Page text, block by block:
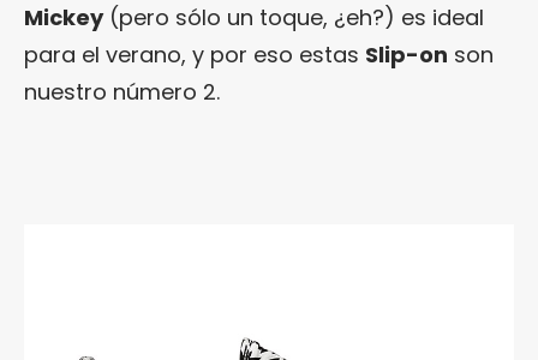
Mickey(pero sólo un toque, ¿eh?) es ideal
para el verano, y por eso estas Slip-on son
nuestro número 2.